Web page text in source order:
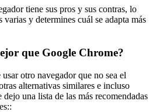
tiene sus pros y sus contras, lo
varias y determines cuál se adapta más
que Google Chrome?
otro navegador que no sea el
alternativas similares e incluso
una lista de las más recomendadas